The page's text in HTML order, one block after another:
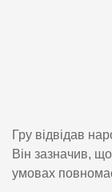
Гру відвідав
Він зазначив,
умовах